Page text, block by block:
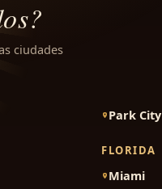
ciudades
Park City
FLORIDA
Miami